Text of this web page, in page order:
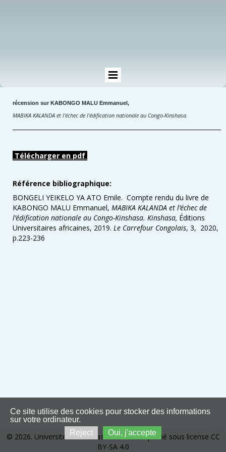
récension sur KABONGO MALU Emmanuel,
MABIKA KALANDA et l’échec de l’édification nationale au Congo-Kinshasa.
Télécharger en pdf
Référence bibliographique:
BONGELI YEIKELO YA ATO Emile. Compte rendu du livre de
KABONGO MALU Emmanuel, MABIKA KALANDA et l’échec de
l’édification nationale au Congo-Kinshasa. Kinshasa, Éditions
Universitaires africaines, 2019. Le Carrefour Congolais, 3, 2020,
p.223-236
© 2026. Université de Kinshasa. Ce site est publié sous license CC
BY-SA 4.0
Ce site utilise des cookies pour stocker des informations
sur votre ordinateur.
Reject
Oui, j'accepte